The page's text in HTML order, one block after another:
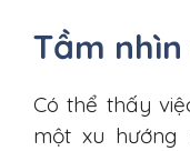
Tầm
Có thể thấy
một xu hướng